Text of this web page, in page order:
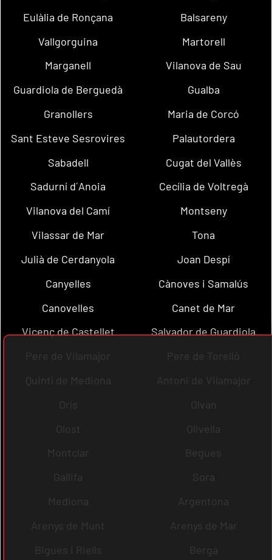
Eulàlia de Ronçana
Balsareny
Vallgorguina
Martorell
Marganell
Vilanova de Sau
Guardiola de Berguedà
Gualba
Granollers
Maria de Corcó
Sant Esteve Sesrovires
Palautordera
Sabadell
Cugat del Vallès
Sadurní d´Anoia
Cecília de Voltregà
Vilanova del Camí
Montseny
Vilassar de Mar
Tona
Julià de Cerdanyola
Joan Despí
Canyelles
Cànoves i Samalús
Canovelles
Canet de Mar
Vicenç de Castellet
Salvador de Guardiola
Pere de Vilamajor
Pere de Torelló
Quintí de Mediona
Antoni de Vilamajor
Orís
Olvan
Olost
Olivella
Montclar
Begues
Gallifa
Sora
Mediona
Argentona
Arenys de Munt
Arenys de Mar
Bigues i Riells
Berga